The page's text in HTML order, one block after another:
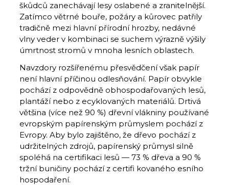
škůdců zanechávají lesy oslabené a zranitelnější.
Zatímco větrné bouře, požáry a kůrovec patřily
tradičně mezi hlavní přírodní hrozby, nedávné
vlny veder v kombinaci se suchem výrazně výšily
úmrtnost stromů v mnoha lesních oblastech.
Navzdory rozšířenému přesvědčení však papír
není hlavní příčinou odlesňování. Papír obvykle
pochází z odpovědně obhospodařovaných lesů,
plantáží nebo z ecyklovaných materiálů. Drtivá
většina (více než 90 %) dřevní vlákniny používané
evropským papírenským průmyslem pochází z
Evropy. Aby bylo zajištěno, že dřevo pochází z
udržitelných zdrojů, papírenský průmysl silně
spoléhá na certifikaci lesů — 73 % dřeva a 90 %
tržní buničiny pochází z certifi kovaného esního
hospodaření.